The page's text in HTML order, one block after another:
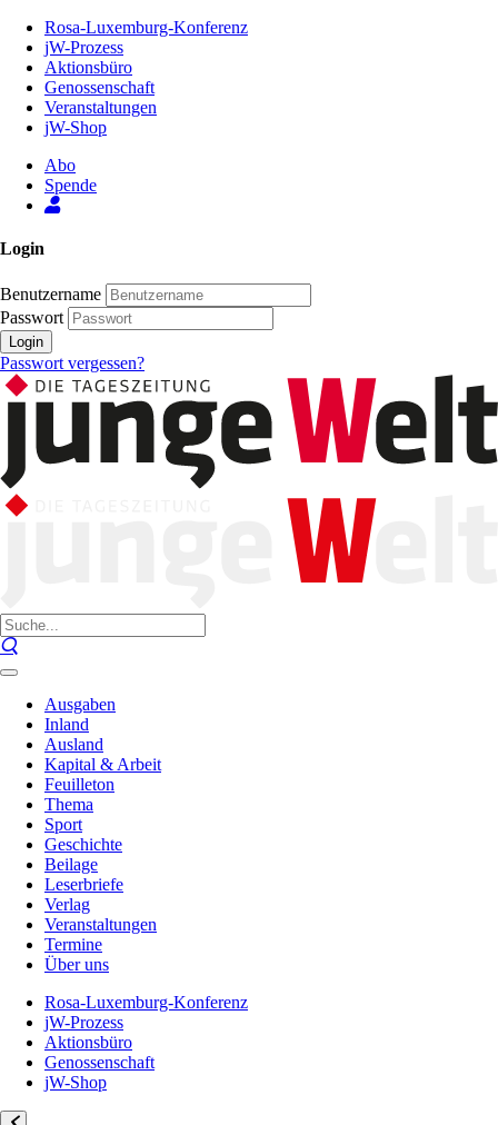
Inhalt
Seite
Rosa-Luxemburg-Konferenz
jW-Prozess
Aktionsbüro
Genossenschaft
Veranstaltungen
jW-Shop
Abo
Spende
Login
Benutzername
Passwort
Login
Passwort vergessen?
Ausgaben
Inland
Ausland
Kapital & Arbeit
Feuilleton
Thema
Sport
Geschichte
Beilage
Leserbriefe
Verlag
Veranstaltungen
Termine
Über uns
Rosa-Luxemburg-Konferenz
jW-Prozess
Aktionsbüro
Genossenschaft
jW-Shop